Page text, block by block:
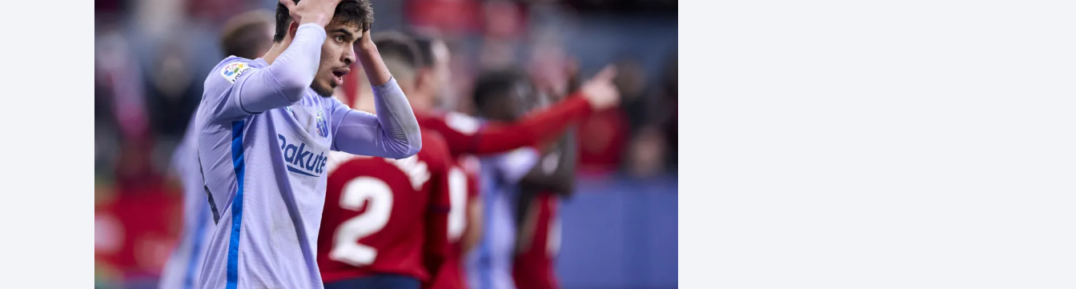
Curling
Dostihy
Florbal
Futsal
Golf
Gymnastika
Moderní pětiboj
Motorsport
Olympijské hry
Parasport
Plavání
Plážový volejbal
Vodní slalom
Volejbal